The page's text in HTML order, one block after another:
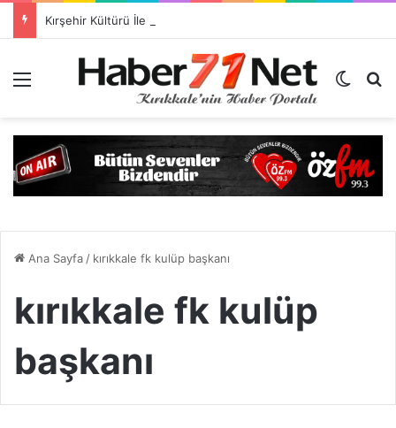
Dış
Ana Sayfa/ kırıkkale fk kulüp başkanı
kırıkkale fk kulüp
başkanı